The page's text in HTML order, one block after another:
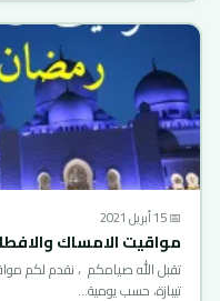
📅 15 أبريل 2021
مواقيت الامساك والافطار
تيبازة، حسب يومية…